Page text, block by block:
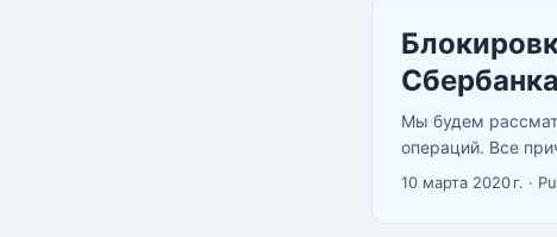
Мы будем
операций. Все
рассматривать не
10 марта 2020 г. ·